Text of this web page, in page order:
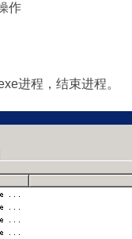
作
进程，结束进程。